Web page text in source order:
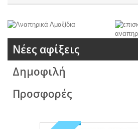
Νέες αφίξεις
Δημοφιλή
Προσφορές